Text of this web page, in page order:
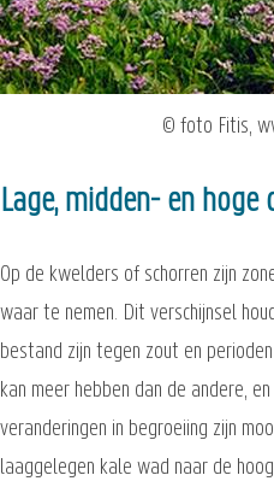
© foto Fitis,
Lage, midden- en hoge
Op de kwelders of schorren zijn
waar te nemen. Dit verschijnsel
bestand zijn tegen zout en
kan meer hebben dan de andere,
veranderingen in begroeiing zijn
laaggelegen kale wad naar de